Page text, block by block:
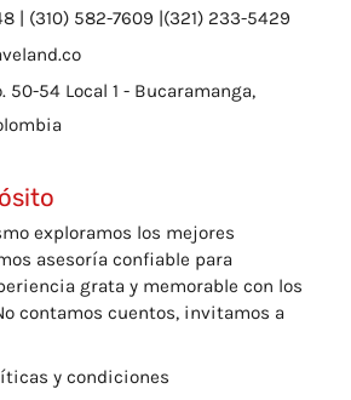
| (310) 582-7609 |(321) 233-5429
50-54 Local 1 - Bucaramanga,
exploramos los mejores
asesoría confiable para
grata y memorable con los
contamos cuentos, invitamos a
y condiciones